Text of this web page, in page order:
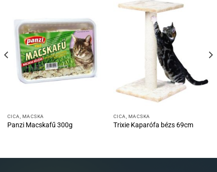
CICA, MACSKA
Panzi Macskafű 300g
CICA, MACSKA
Trixie Kaparófa bézs 69cm